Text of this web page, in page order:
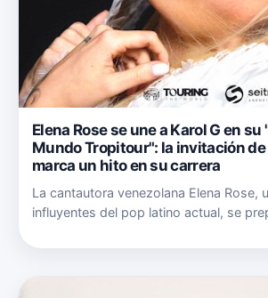
Elena Rose se une a Karol G en
Mundo Tropitour": la invitación
marca un hito en su carrera
La cantautora venezolana Elena Rose,
influyentes del pop latino actual, se
invitada especial a la gira "Viajando